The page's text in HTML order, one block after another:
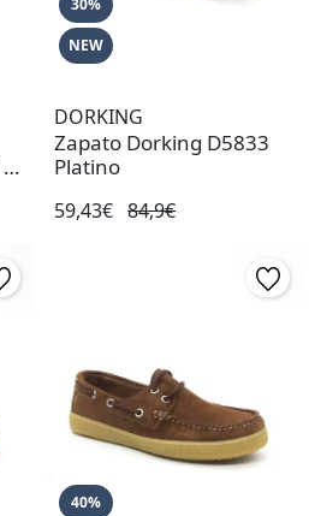
30%
NEW
DORKING
Zapato Dorking D5833
Platino
59,43€ 84,9€
40%